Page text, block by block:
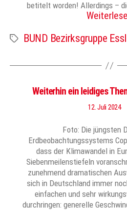
betitelt worden! Allerdings –
Schlagwörter
BUND Bezirksgruppe
Weiterhin ein leidiges
12. Juli 2024
Foto: Die jüngsten
Erdbeobachtungssystems
dass der Klimawandel in
Siebenmeilenstiefeln
zunehmend dramatischen
sich in Deutschland immer
einfachen und sehr
durchringen: generelle